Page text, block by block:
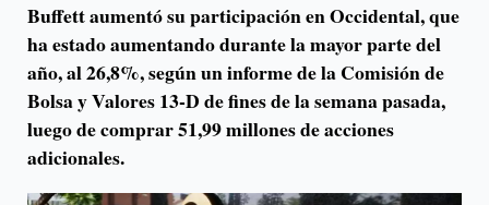
Buffett aumentó su participación en Occidental, que
ha estado aumentando durante la mayor parte del
año, al 26,8%, según un informe de la Comisión de
Bolsa y Valores 13-D de fines de la semana pasada,
luego de comprar 51,99 millones de acciones
adicionales.